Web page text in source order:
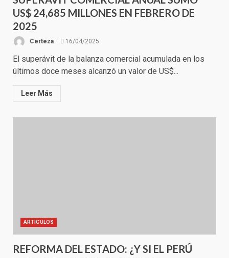
US$ 24,685 MILLONES EN FEBRERO DE
2025
Certeza 16/04/2025
El superávit de la balanza comercial acumulada en los
últimos doce meses alcanzó un valor de US$...
Leer Más
ARTÍCULOS
REFORMA DEL ESTADO: ¿Y SI EL PERÚ